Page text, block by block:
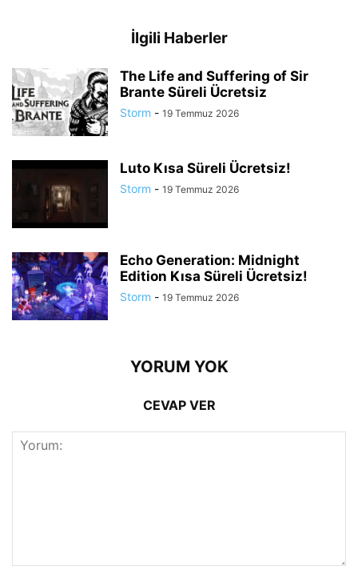
İlgili Haberler
The Life and Suffering of Sir
Brante Süreli Ücretsiz
Storm - 19 Temmuz 2026
Luto Kısa Süreli Ücretsiz!
Storm - 19 Temmuz 2026
Echo Generation: Midnight
Edition Kısa Süreli Ücretsiz!
Storm - 19 Temmuz 2026
YORUM YOK
CEVAP VER